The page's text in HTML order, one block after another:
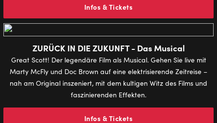
Infos & Tickets
ZURÜCK IN DIE ZUKUNFT - Das Musical
Great Scott! Der legendäre Film als Musical. Gehen Sie live mit
Marty McFly und Doc Brown auf eine elektrisierende Zeitreise –
nah am Original inszeniert, mit dem kultigen Witz des Films und
faszinierenden Effekten.
Infos & Tickets